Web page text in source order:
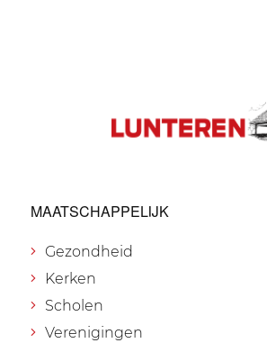
MAATSCHAPPELIJK
Gezondheid
Kerken
Scholen
Verenigingen